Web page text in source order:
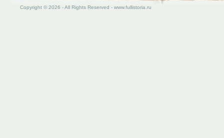
Copyright © 2026 - All Rights Reserved - www.fullistoria.ru